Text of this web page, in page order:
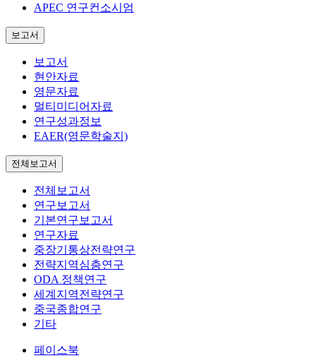
APEC 연구컨소시엄
보고서
보고서
현안자료
영문자료
멀티미디어자료
연구성과정보
EAER(영문학술지)
전체보고서
전체보고서
연구보고서
기본연구보고서
연구자료
중장기통상전략연구
전략지역심층연구
ODA 정책연구
세계지역전략연구
중국종합연구
기타
페이스북